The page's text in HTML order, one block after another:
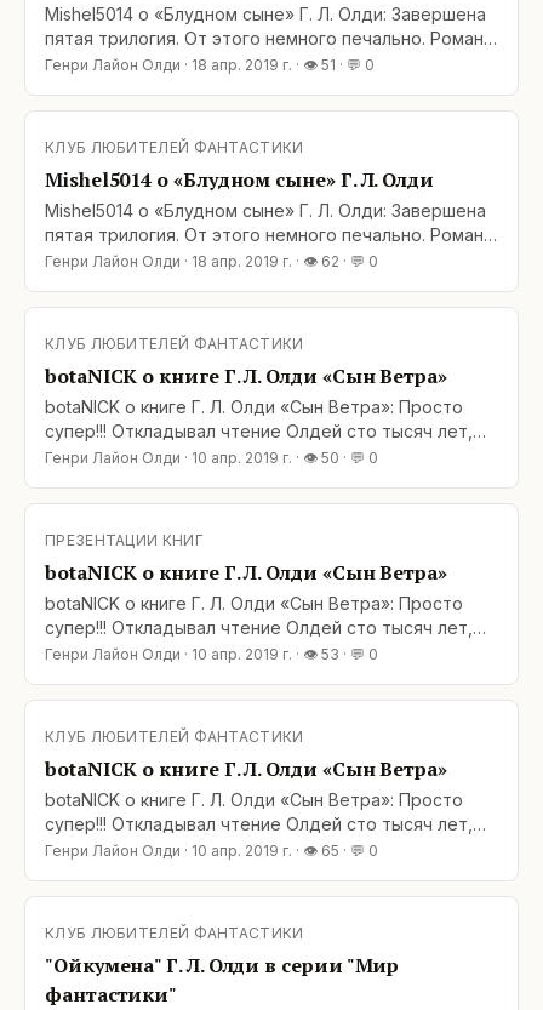
Mishel5014 о «Блудном сыне» Г. Л. Олди: Завершена
пятая трилогия. От этого немного печально. Роман
хорош, завершение достойное. Все детали
получили свое развитие на какой-то этап своей
жизни. Отчего же от всего этого слегка грустно?
Ойкумене никогда уже не быть прежней. Этот цикл
романов завершен
Генри Лайон Олди · 18 апр. 2019 г. · 👁 51 · 💬 0
КЛУБ ЛЮБИТЕЛЕЙ ФАНТАСТИКИ
Mishel5014 о «Блудном сыне» Г. Л. Олди
Mishel5014 о «Блудном сыне» Г. Л. Олди: Завершена
пятая трилогия. От этого немного печально. Роман
хорош, завершение достойное. Все детали
получили свое развитие на какой-то этап своей
жизни. Отчего же от всего этого слегка грустно?
Ойкумене никогда уже не быть прежней. Этот цикл
романов завершен
Генри Лайон Олди · 18 апр. 2019 г. · 👁 62 · 💬 0
КЛУБ ЛЮБИТЕЛЕЙ ФАНТАСТИКИ
botaNICK о книге Г. Л. Олди «Сын Ветра»
botaNICK о книге Г. Л. Олди «Сын Ветра»: Просто
супер!!! Откладывал чтение Олдей сто тысяч лет,
прочитав всех кого только можно. А Олди ждали
ведь знал железно, что мастера, и не читал. В
Генри Лайон Олди · 10 апр. 2019 г. · 👁 50 · 💬 0
ПРЕЗЕНТАЦИИ КНИГ
botaNICK о книге Г. Л. Олди «Сын Ветра»
botaNICK о книге Г. Л. Олди «Сын Ветра»: Просто
супер!!! Откладывал чтение Олдей сто тысяч лет,
прочитав всех кого только можно. А Олди ждали
ведь знал железно, что мастера, и не читал. В
декабре наступил момент, когда
Генри Лайон Олди · 10 апр. 2019 г. · 👁 53 · 💬 0
КЛУБ ЛЮБИТЕЛЕЙ ФАНТАСТИКИ
botaNICK о книге Г. Л. Олди «Сын Ветра»
botaNICK о книге Г. Л. Олди «Сын Ветра»: Просто
супер!!! Откладывал чтение Олдей сто тысяч лет,
прочитав всех кого только можно. А Олди ждали
ведь знал железно, что мастера, и не читал. В
декабре наступил момент, когда
Генри Лайон Олди · 10 апр. 2019 г. · 👁 65 · 💬 0
КЛУБ ЛЮБИТЕЛЕЙ ФАНТАСТИКИ
"Ойкумена" Г. Л. Олди в серии "Мир
фантастики"